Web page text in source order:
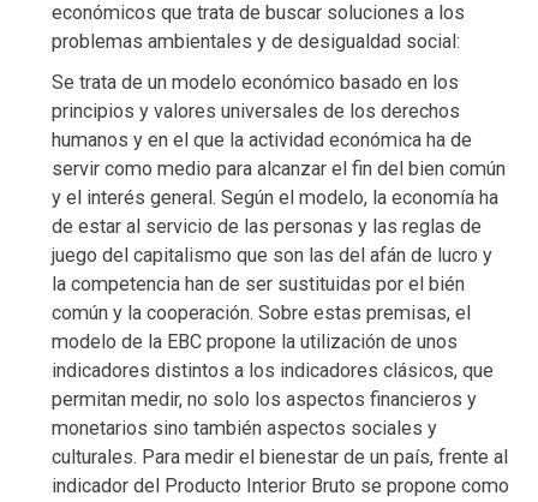
económicos que trata de buscar soluciones a los
problemas ambientales y de desigualdad social:
Se trata de un modelo económico basado en los
principios y valores universales de los derechos
humanos y en el que la actividad económica ha de
servir como medio para alcanzar el fin del bien común
y el interés general. Según el modelo, la economía ha
de estar al servicio de las personas y las reglas de
juego del capitalismo que son las del afán de lucro y
la competencia han de ser sustituidas por el bién
común y la cooperación. Sobre estas premisas, el
modelo de la EBC propone la utilización de unos
indicadores distintos a los indicadores clásicos, que
permitan medir, no solo los aspectos financieros y
monetarios sino también aspectos sociales y
culturales. Para medir el bienestar de un país, frente al
indicador del Producto Interior Bruto se propone como